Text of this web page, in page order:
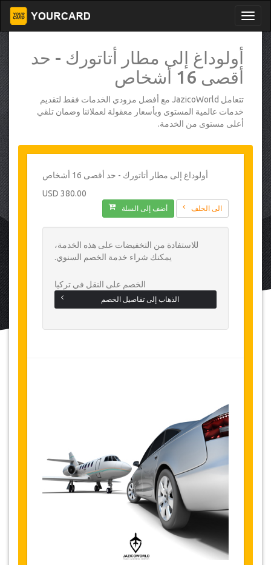
أولوداغ إلى مطار أتاتورك - حد
أقصى 16 أشخاص
تتعامل JazicoWorld مع أفضل مزودي الخدمات فقط لتقديم
خدمات عالمية المستوى وبأسعار معقولة لعملائنا وضمان تلقي
أعلى مستوى من الخدمة.
أولوداغ إلى مطار أتاتورك - حد أقصى 16 أشخاص
380.00 USD
الى الخلف أضف إلى السلة
للاستفادة من التخفيضات على هذه الخدمة،
يمكنك شراء خدمة الخصم السنوي.
الخصم على النقل في تركيا
الذهاب إلى تفاصيل الخصم